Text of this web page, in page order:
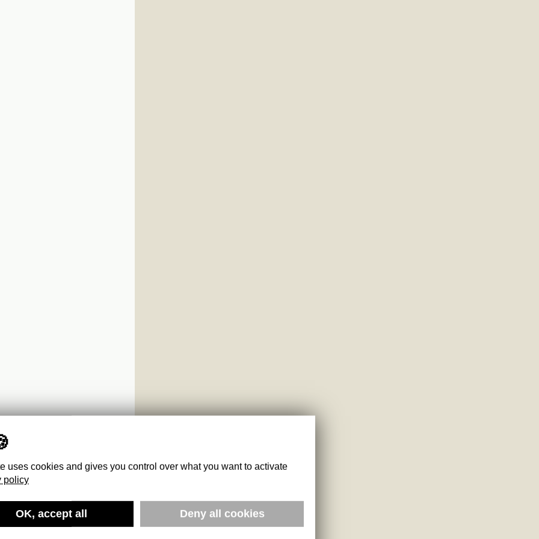
uses cookies and gives you control over what you want to activate
policy
OK, accept all Deny all cookies